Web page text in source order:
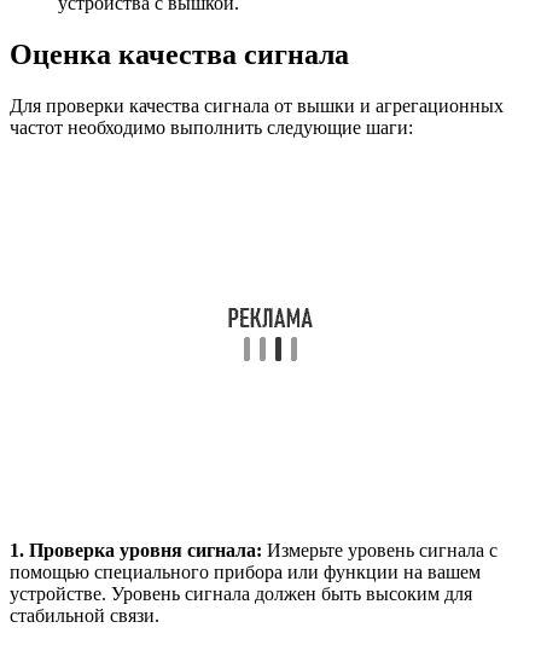
Оценка качества сигнала
Для проверки качества сигнала от вышки и агрегационных
частот необходимо выполнить следующие шаги:
1. Проверка уровня сигнала: Измерьте уровень сигнала с
помощью специального прибора или функции на вашем
устройстве. Уровень сигнала должен быть высоким для
стабильной связи.